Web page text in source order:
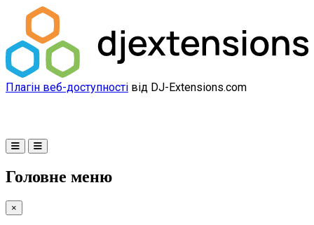
Плагін веб-доступності від DJ-Extensions.com
Головне меню
×